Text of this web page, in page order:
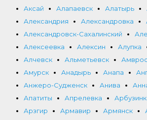
Аксай
Алапаевск Алатырь
Александрия
Александровка
Александровск-Сахалинский
Алексеевка
Алексин Алупка
Алчевск
Альметьевск
Амурск
Анадырь Анапа
Анжеро-Судженск
Анива
Апатиты
Апрелевка
Арзгир
Армавир Армянск